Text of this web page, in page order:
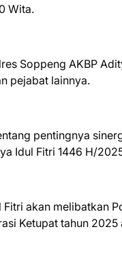
Wita.
Soppeng AKBP
pejabat lainnya.
pentingnya
Idul Fitri 1446 H/
akan melibatkan
Ketupat tahun